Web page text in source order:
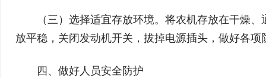
（三）选择适宜存放环境。将农机存放在干燥
放平稳，关闭发动机开关，拔掉电源插头，做好各
四、做好人员安全防护